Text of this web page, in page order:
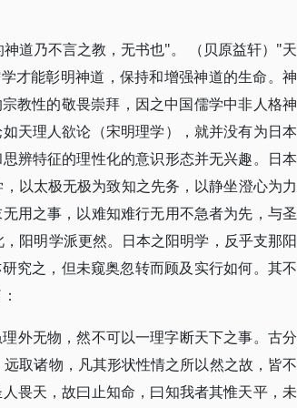
道乃不言之教，无书也"。 （贝原益轩）"天
才能彰明神道，保持和增强神道的生命。神
教性的敬畏崇拜，因之中国儒学中非人格神
天理人欲论（宋明理学），就并没有为日本
辨特征的理性化的意识形态并无兴趣。日本
以太极无极为致知之先务，以静坐澄心为力
用之事，以难知难行无用不急者为先，与圣
阳明学派更然。日本之阳明学，反乎支那阳
究之，但未窥奥忽转而顾及实行如何。其不
外无物，然不可以一理字断天下之事。古分
取诸物，凡其形状性情之所以然之故，皆不
畏天，故曰止知命，曰知我者其惟天平，未